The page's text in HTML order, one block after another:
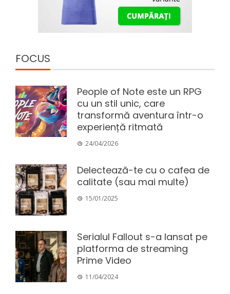
FOCUS
People of Note este un RPG
cu un stil unic, care
transformă aventura într-o
experiență ritmată
24/04/2026
Delectează-te cu o cafea de
calitate (sau mai multe)
15/01/2025
Serialul Fallout s-a lansat pe
platforma de streaming
Prime Video
11/04/2024